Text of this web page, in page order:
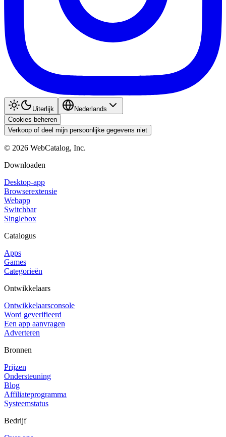
Uiterlijk
Nederlands
Cookies beheren
Verkoop of deel mijn persoonlijke gegevens niet
© 2026 WebCatalog, Inc.
Downloaden
Desktop-app
Browserextensie
Webapp
Switchbar
Singlebox
Catalogus
Apps
Games
Categorieën
Ontwikkelaars
Ontwikkelaarsconsole
Word geverifieerd
Een app aanvragen
Adverteren
Bronnen
Prijzen
Ondersteuning
Blog
Affiliateprogramma
Systeemstatus
Bedrijf